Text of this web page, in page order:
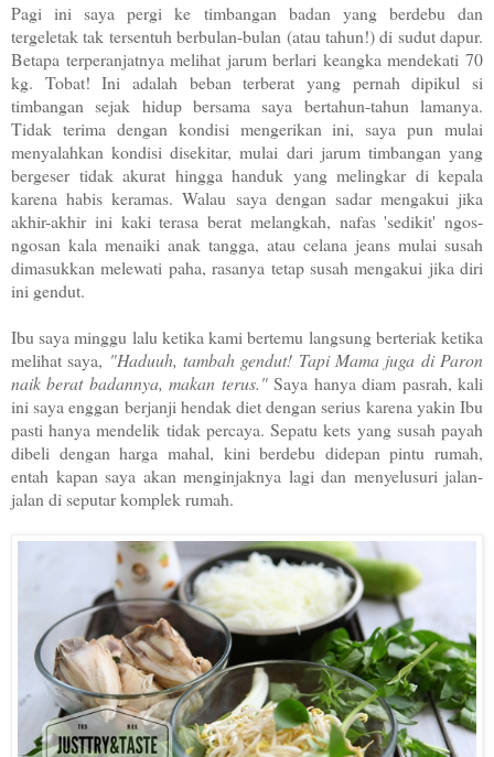
Pagi ini saya pergi ke timbangan badan yang berdebu dan
tergeletak tak tersentuh berbulan-bulan (atau tahun!) di sudut dapur.
Betapa terperanjatnya melihat jarum berlari keangka mendekati 70
kg. Tobat! Ini adalah beban terberat yang pernah dipikul si
timbangan sejak hidup bersama saya bertahun-tahun lamanya.
Tidak terima dengan kondisi mengerikan ini, saya pun mulai
menyalahkan kondisi disekitar, mulai dari jarum timbangan yang
bergeser tidak akurat hingga handuk yang melingkar di kepala
karena habis keramas. Walau saya dengan sadar mengakui jika
akhir-akhir ini kaki terasa berat melangkah, nafas 'sedikit' ngos-
ngosan kala menaiki anak tangga, atau celana jeans mulai susah
dimasukkan melewati paha, rasanya tetap susah mengakui jika diri
ini gendut.
Ibu saya minggu lalu ketika kami bertemu langsung berteriak ketika
melihat saya, "Haduuh, tambah gendut! Tapi Mama juga di Paron
naik berat badannya, makan terus."Saya hanya diam pasrah, kali
ini saya enggan berjanji hendak diet dengan serius karena yakin Ibu
pasti hanya mendelik tidak percaya. Sepatu kets yang susah payah
dibeli dengan harga mahal, kini berdebu didepan pintu rumah,
entah kapan saya akan menginjaknya lagi dan menyelusuri jalan-
jalan di seputar komplek rumah.